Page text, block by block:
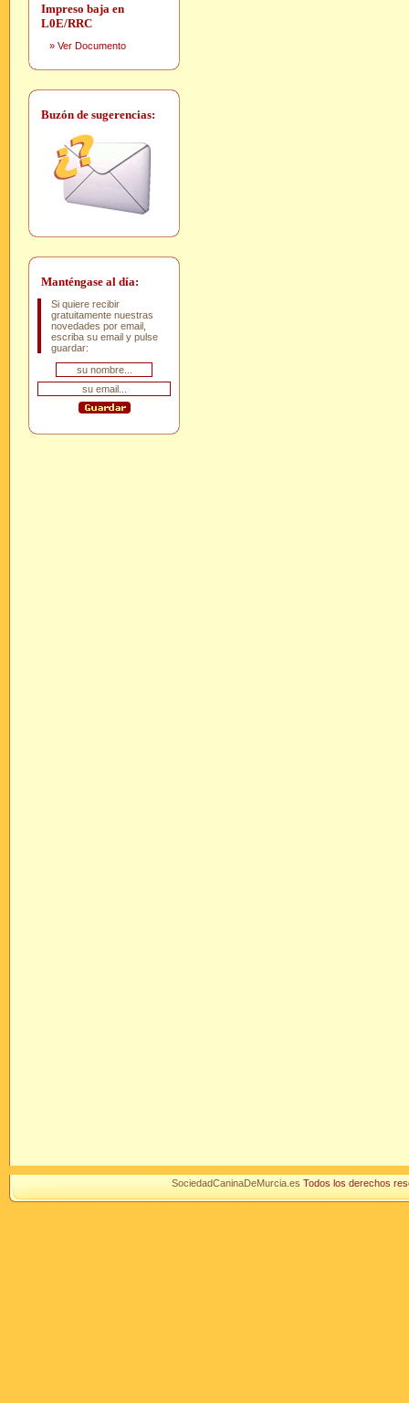
Impreso baja en
L0E/RRC
» Ver Documento
Buzón de sugerencias:
Manténgase al día:
Si quiere recibir
gratuitamente nuestras
novedades por email,
escriba su email y pulse
guardar:
SociedadCaninaDeMurcia.es Todos los derechos